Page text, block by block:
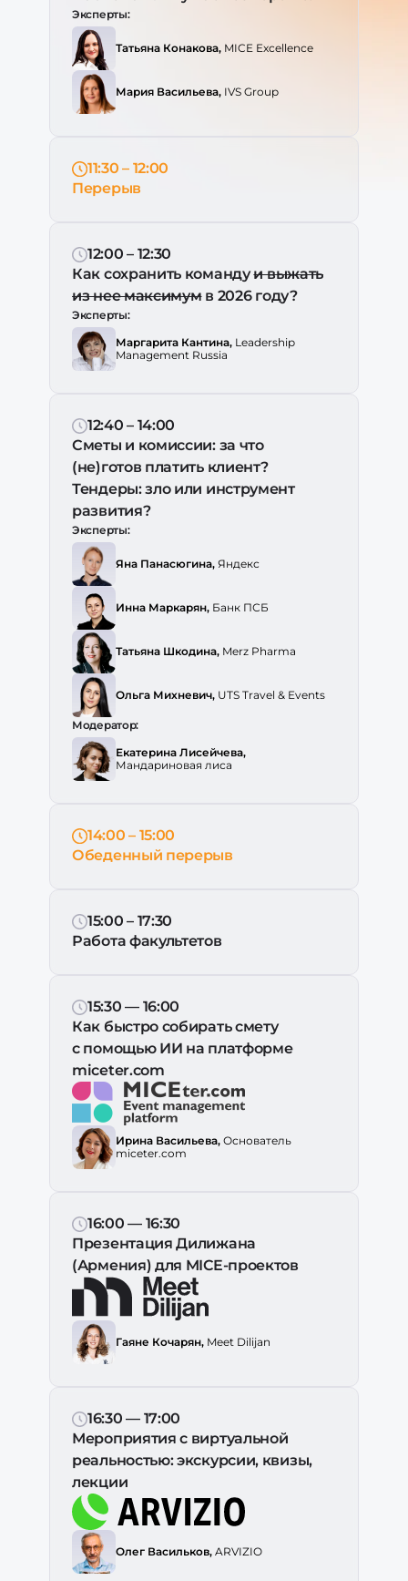
Эксперты:
Татьяна Конакова, MICE Excellence
Мария Васильева, IVS Group
11:30 – 12:00
Перерыв
12:00 – 12:30
Как сохранить командуи выжать
из нее максимумв 2026 году?
Эксперты:
Маргарита Кантина, Leadership
Management Russia
12:40 – 14:00
Сметы и комиссии: за что
(не)готов платить клиент?
Тендеры: зло или инструмент
развития?
Эксперты:
Яна Панасюгина, Яндекс
Инна Маркарян, Банк ПСБ
Татьяна Шкодина, Merz Pharma
Ольга Михневич, UTS Travel & Events
Модератор:
Екатерина Лисейчева,
Мандариновая лиса
14:00 – 15:00
Обеденный перерыв
15:00 – 17:30
Работа факультетов
15:30 — 16:00
Как быстро собирать смету
с помощью ИИ на платформе
miceter.com
Ирина Васильева, Основатель
miceter.com
16:00 — 16:30
Презентация Дилижана
(Армения) для MICE-проектов
Гаяне Кочарян, Meet Dilijan
16:30 — 17:00
Мероприятия с виртуальной
реальностью: экскурсии, квизы,
лекции
Олег Васильков, ARVIZIO